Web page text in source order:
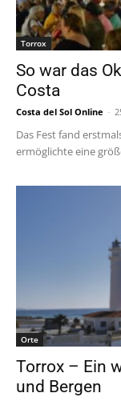
Torrox
So war das
Costa
Costa del Sol Online -
Das Fest fand
ermöglichte eine
Orte
Torrox – Ein
und Bergen